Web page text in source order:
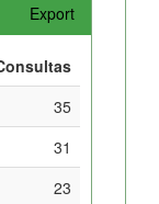
Export
35
31
23